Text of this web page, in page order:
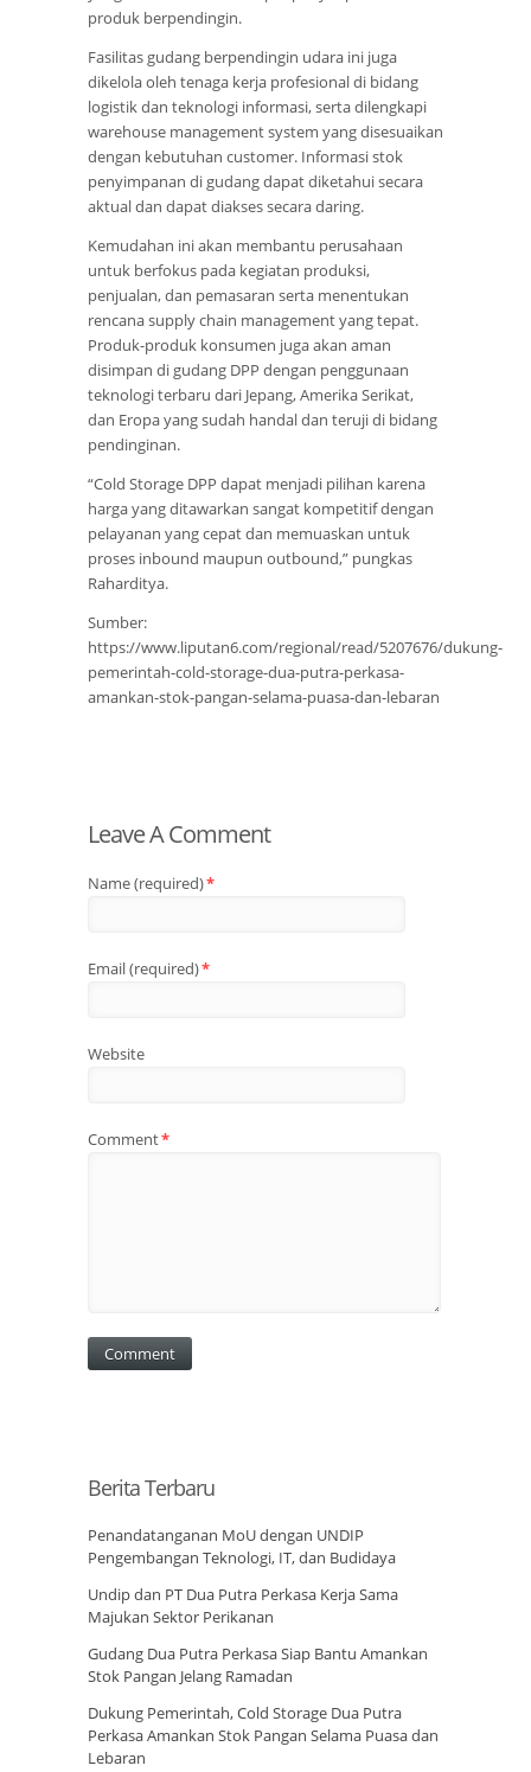
produk berpendingin.
Fasilitas gudang berpendingin udara ini juga
dikelola oleh tenaga kerja profesional di bidang
logistik dan teknologi informasi, serta dilengkapi
warehouse management system yang disesuaikan
dengan kebutuhan customer. Informasi stok
penyimpanan di gudang dapat diketahui secara
aktual dan dapat diakses secara daring.
Kemudahan ini akan membantu perusahaan
untuk berfokus pada kegiatan produksi,
penjualan, dan pemasaran serta menentukan
rencana supply chain management yang tepat.
Produk-produk konsumen juga akan aman
disimpan di gudang DPP dengan penggunaan
teknologi terbaru dari Jepang, Amerika Serikat,
dan Eropa yang sudah handal dan teruji di bidang
pendinginan.
“Cold Storage DPP dapat menjadi pilihan karena
harga yang ditawarkan sangat kompetitif dengan
pelayanan yang cepat dan memuaskan untuk
proses inbound maupun outbound,” pungkas
Raharditya.
Sumber:
https://www.liputan6.com/regional/read/5207676/dukung-
pemerintah-cold-storage-dua-putra-perkasa-
amankan-stok-pangan-selama-puasa-dan-lebaran
Leave A Comment
Name (required)*
Email (required)*
Website
Comment*
Berita Terbaru
Penandatanganan MoU dengan UNDIP
Pengembangan Teknologi, IT, dan Budidaya
Undip dan PT Dua Putra Perkasa Kerja Sama
Majukan Sektor Perikanan
Gudang Dua Putra Perkasa Siap Bantu Amankan
Stok Pangan Jelang Ramadan
Dukung Pemerintah, Cold Storage Dua Putra
Perkasa Amankan Stok Pangan Selama Puasa dan
Lebaran